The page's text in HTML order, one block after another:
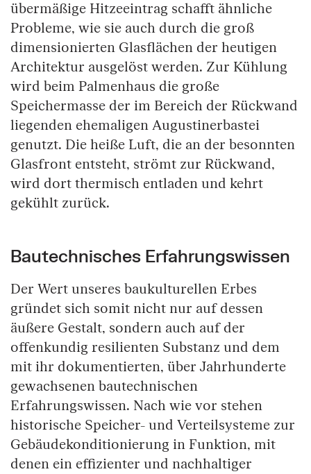
übermäßige Hitzeeintrag schafft ähnliche
Probleme, wie sie auch durch die groß
dimensionierten Glasflächen der heutigen
Architektur ausgelöst werden. Zur Kühlung
wird beim Palmenhaus die große
Speichermasse der im Bereich der Rückwand
liegenden ehemaligen Augustinerbastei
genutzt. Die heiße Luft, die an der besonnten
Glasfront entsteht, strömt zur Rückwand,
wird dort thermisch entladen und kehrt
gekühlt zurück.
Bautechnisches Erfahrungswissen
Der Wert unseres baukulturellen Erbes
gründet sich somit nicht nur auf dessen
äußere Gestalt, sondern auch auf der
offenkundig resilienten Substanz und dem
mit ihr dokumentierten, über Jahrhunderte
gewachsenen bautechnischen
Erfahrungswissen. Nach wie vor stehen
historische Speicher- und Verteilsysteme zur
Gebäudekonditionierung in Funktion, mit
denen ein effizienter und nachhaltiger